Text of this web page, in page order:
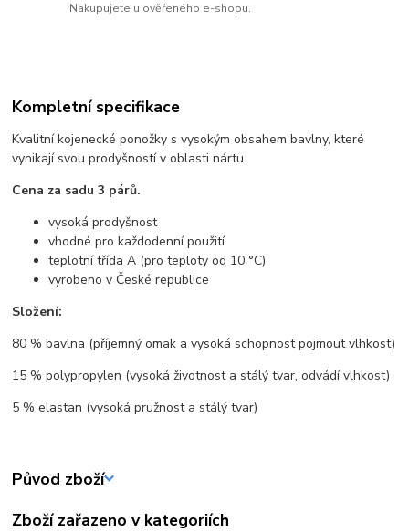
Nakupujete u ověřeného e-shopu.
Kompletní specifikace
Kvalitní kojenecké ponožky s vysokým obsahem bavlny, které
vynikají svou prodyšností v oblasti nártu.
Cena za sadu 3 párů.
vysoká prodyšnost
vhodné pro každodenní použití
teplotní třída A (pro teploty od 10 °C)
vyrobeno v České republice
Složení:
80 % bavlna (příjemný omak a vysoká schopnost pojmout vlhkost)
15 % polypropylen (vysoká životnost a stálý tvar, odvádí vlhkost)
5 % elastan (vysoká pružnost a stálý tvar)
Původ zboží
Zboží zařazeno v kategoriích